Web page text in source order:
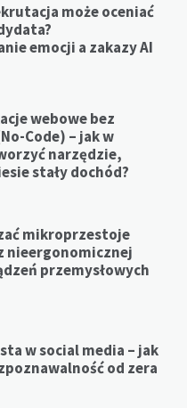
może oceniać
emocji a zakazy AI
webowe bez
Code) – jak w
narzędzie,
stały dochód?
mikroprzestoje
nieergonomicznej
przemysłowych
w social media – jak
od zera